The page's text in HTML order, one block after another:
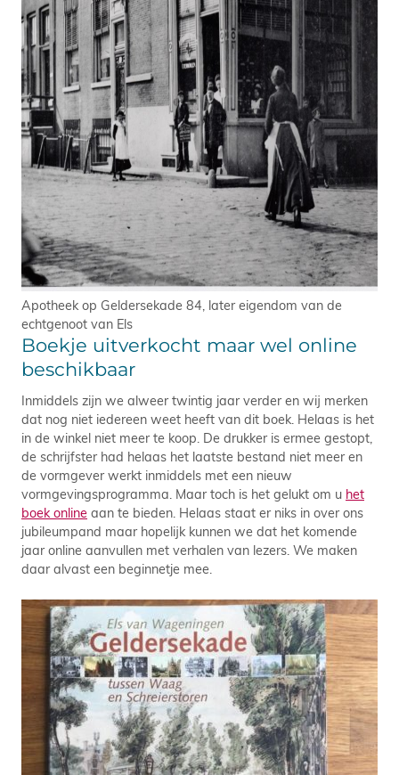
Apotheek op Geldersekade 84, later eigendom van de
echtgenoot van Els
Boekje uitverkocht maar wel online
beschikbaar
Inmiddels zijn we alweer twintig jaar verder en wij merken
dat nog niet iedereen weet heeft van dit boek. Helaas is het
in de winkel niet meer te koop. De drukker is ermee gestopt,
de schrijfster had helaas het laatste bestand niet meer en
de vormgever werkt inmiddels met een nieuw
vormgevingsprogramma. Maar toch is het gelukt om u het
boek online aan te bieden. Helaas staat er niks in over ons
jubileumpand maar hopelijk kunnen we dat het komende
jaar online aanvullen met verhalen van lezers. We maken
daar alvast een beginnetje mee.